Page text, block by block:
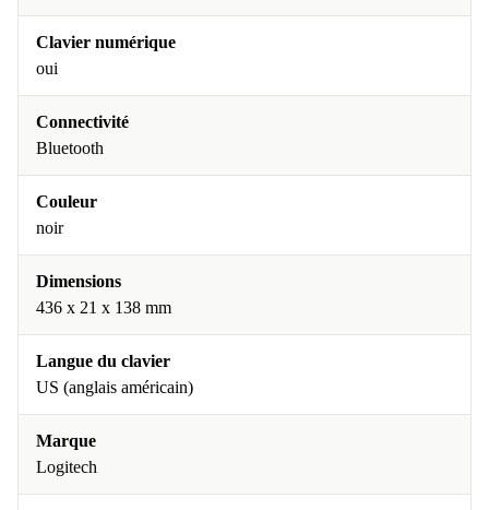
Clavier numérique
oui
Connectivité
Bluetooth
Couleur
noir
Dimensions
436 x 21 x 138 mm
Langue du clavier
US (anglais américain)
Marque
Logitech